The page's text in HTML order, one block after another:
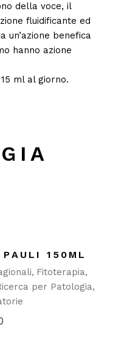
della voce, il
fluidificante ed
un’azione benefica
hanno azione
ml al giorno.
PAULI 150ML
Fitoterapia
per Patologia